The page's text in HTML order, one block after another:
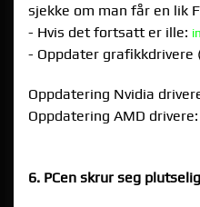
sjekke om man får en lik
- Hvis det fortsatt er ille:
- Oppdater
Oppdatering Nvidia
Oppdatering AMD drivere:
6. PCen skrur seg